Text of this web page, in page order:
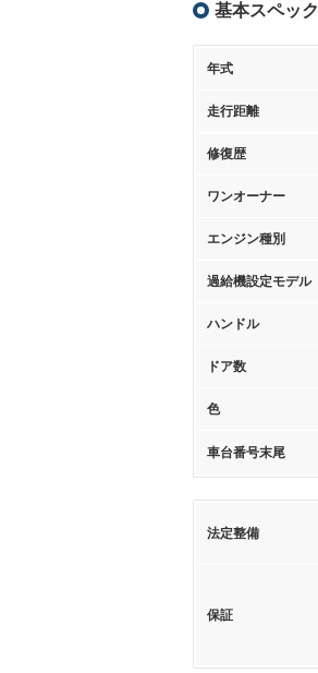
基本スペック
年式
走行距離
修復歴
ワンオーナー
エンジン種別
過給機設定モデル
ハンドル
ドア数
色
車台番号末尾
法定整備
保証